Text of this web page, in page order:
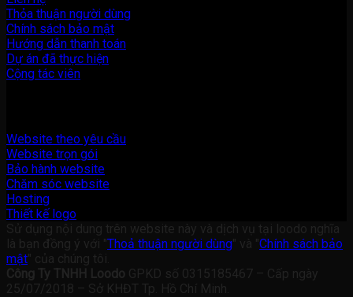
Thỏa thuận người dùng
Chính sách bảo mật
Hướng dẫn thanh toán
Dự án đã thực hiện
Cộng tác viên
Website theo yêu cầu
Website trọn gói
Bảo hành website
Chăm sóc website
Hosting
Thiết kế logo
Sử dụng nội dung trên website này và dịch vụ tại loodo nghĩa
là bạn đồng ý với "Thoả thuận người dùng" và "Chính sách bảo
mật" của chúng tôi.
Công Ty TNHH Loodo GPKD số 0315185467 – Cấp ngày
25/07/2018 – Sở KHĐT Tp. Hồ Chí Minh.